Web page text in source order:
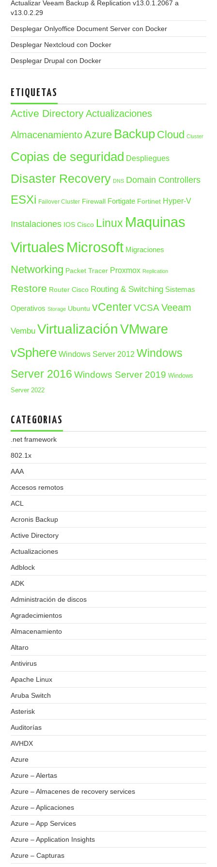
Actualizar Veeam Backup & Replication v13.0.1.2067 a
v13.0.2.29
Desplegar Onlyoffice Document Server con Docker
Desplegar Nextcloud con Docker
Desplegar Drupal con Docker
ETIQUETAS
Active Directory Actualizaciones
Almacenamiento Azure Backup Cloud Cluster
Copias de seguridad Despliegues
Disaster Recovery DNS Domain Controllers
ESXi Failover Cluster Firewall Fortigate Fortinet Hyper-V
Instalaciones IOS Cisco Linux Maquinas
Virtuales Microsoft Migraciones
Networking Packet Tracer Proxmox Replication
Restore Router Cisco Routing & Switching Sistemas
Operativos Storage Ubuntu vCenter VCSA Veeam
Vembu Virtualización VMware
vSphere Windows Server 2012 Windows
Server 2016 Windows Server 2019 Windows
Server 2022
CATEGORIAS
.net framework
802.1x
AAA
Accesos remotos
ACL
Acronis Backup
Active Directory
Actualizaciones
Adblock
ADK
Administración de discos
Agradecimientos
Almacenamiento
Altaro
Antivirus
Apache Linux
Aruba Switch
Asterisk
Auditorías
AVHDX
Azure
Azure – Alertas
Azure – Almacenes de recovery services
Azure – Aplicaciones
Azure – App Services
Azure – Application Insights
Azure – Capturas